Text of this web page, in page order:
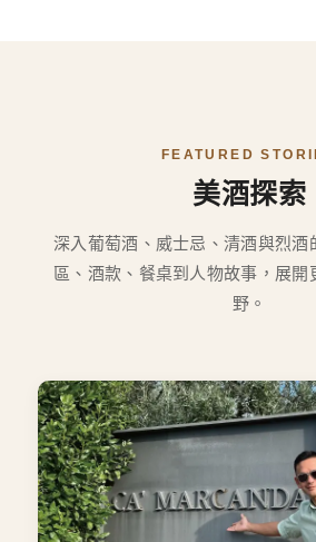
FEATURED
美酒探索
深入葡萄酒、威士忌、清酒與烈酒
區、酒款、餐桌到人物故事，展開
野。